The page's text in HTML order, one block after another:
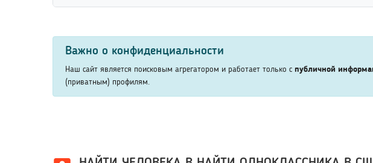
рекомендуется указать дополнительные сведения о человеке. Это
Важно о конфиденциальности
Наш сайт является поисковым агрегатором и работает только с публичной
(приватным) профилям.